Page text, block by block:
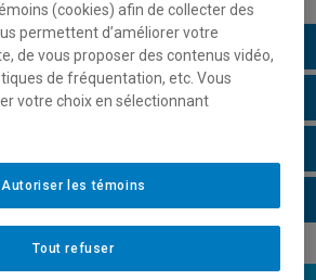
(cookies) afin de collecter des
permettent d’améliorer votre
de vous proposer des contenus vidéo,
de fréquentation, etc. Vous
votre choix en sélectionnant
Tout refuser
Autoriser les témoins